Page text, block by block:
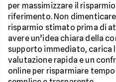
per massimizzare il
riferimento. Non
risparmio stimato prima di
avere un’idea chiara della
supporto immediato, carica
valutazione rapida e un
online per risparmiare